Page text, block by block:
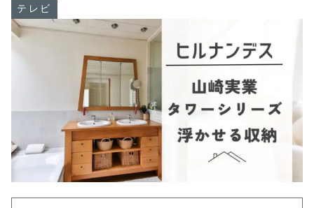
テレビ